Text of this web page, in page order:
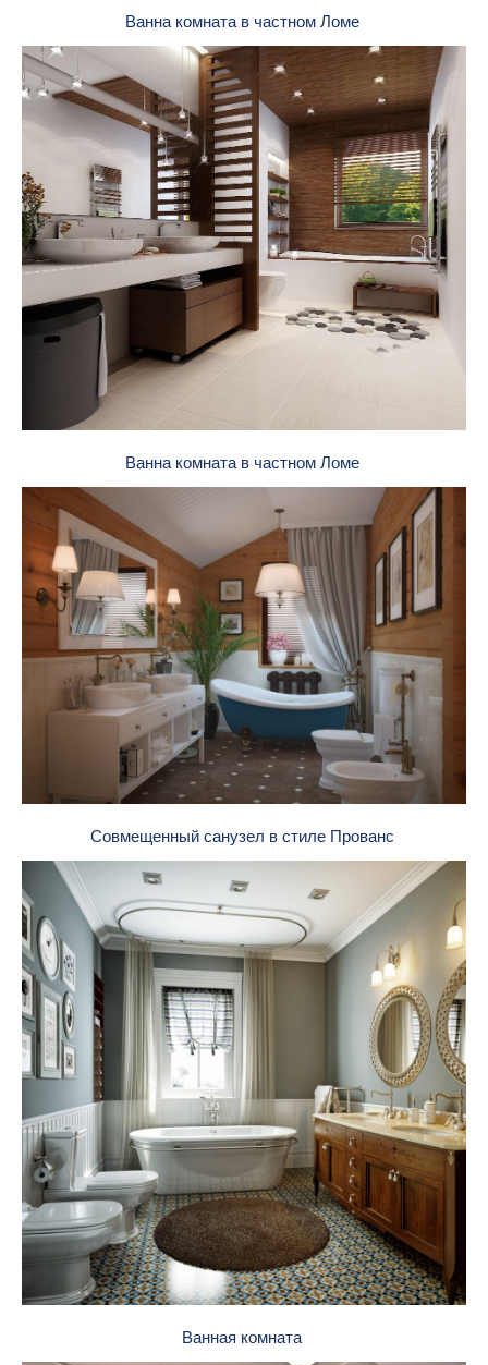
Ванна комната в частном Ломе
Ванна комната в частном Ломе
Совмещенный санузел в стиле Прованс
Ванная комната